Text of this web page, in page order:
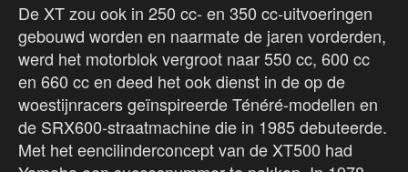
De XT zou ook in 250 cc- en 350 cc-uitvoeringen
gebouwd worden en naarmate de jaren vorderden,
werd het motorblok vergroot naar 550 cc, 600 cc
en 660 cc en deed het ook dienst in de op de
woestijnracers geïnspireerde Ténéré-modellen en
de SRX600-straatmachine die in 1985 debuteerde.
Met het eencilinderconcept van de XT500 had